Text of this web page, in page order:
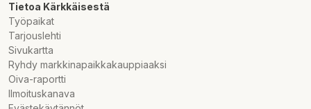
Tietoa Kärkkäisestä
Työpaikat
Tarjouslehti
Sivukartta
Ryhdy markkinapaikkakauppiaaksi
Oiva-raportti
Ilmoituskanava